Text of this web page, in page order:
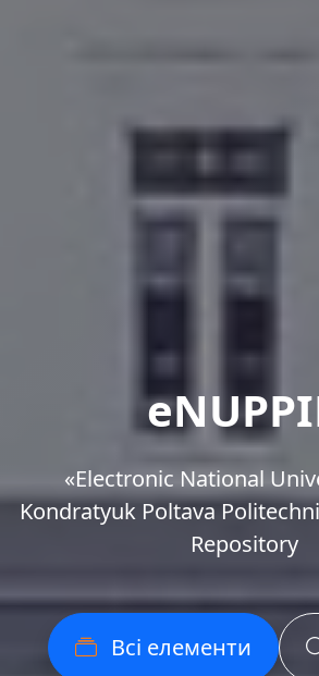
«Еlectronic National
Kondratyuk Poltava
Repository
Всі елементи